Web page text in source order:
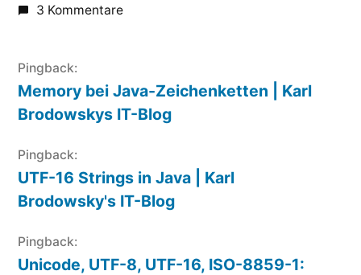
3 Kommentare
Pingback:
Memory bei Java-Zeichenketten | Karl
Brodowskys IT-Blog
Pingback:
UTF-16 Strings in Java | Karl
Brodowsky's IT-Blog
Pingback:
Unicode, UTF-8, UTF-16, ISO-8859-1: